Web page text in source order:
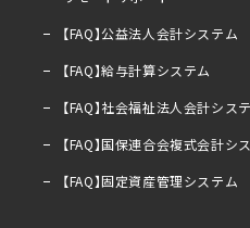
【FAQ】公益法人会計システム
【FAQ】給与計算システム
【FAQ】社会福祉法人会計シス
【FAQ】国保連合会複式会計シ
【FAQ】固定資産管理システム